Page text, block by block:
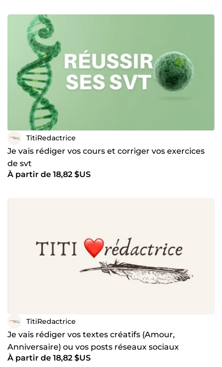
TitiRedactrice
Je vais rédiger vos cours et corriger vos exercices
de svt
À partir de 18,82 $US
TitiRedactrice
Je vais rédiger vos textes créatifs (Amour,
Anniversaire) ou vos posts réseaux sociaux
À partir de 18,82 $US